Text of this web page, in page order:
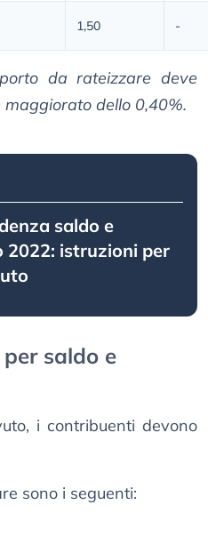
1,50 -
da rateizzare deve
dello 0,40%.
saldo e
2022: istruzioni per
saldo e
i contribuenti devono
sono i seguenti: